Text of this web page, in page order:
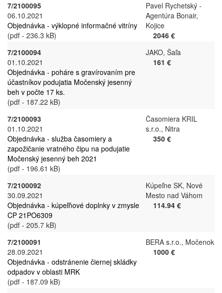
7/2100095
06.10.2021
Objednávka - výklopné informačné vitríny
(pdf - 236.3 kB)
Pavel Rychetský -
Agentúra Bonair,
Kojice
2046 €
7/2100094
01.10.2021
Objednávka - poháre s gravírovaním pre
účastníkov podujatia Močenský jesenný
beh v počte 17 ks.
(pdf - 187.22 kB)
JAKO, Šaľa
161 €
7/2100093
01.10.2021
Objednávka - služba časomiery a
zapožičanie vratného čipu na podujatie
Močenský jesenný beh 2021
(pdf - 196.61 kB)
Časomiera KRIL
s.r.o., Nitra
350 €
7/2100092
30.09.2021
Objednávka - kúpeľňové doplnky v zmysle
CP 21PO6309
(pdf - 205.7 kB)
Kúpeľne SK, Nové
Mesto nad Váhom
114.94 €
7/2100091
28.09.2021
Objednávka - odstránenie čiernej skládky
odpadov v oblasti MRK
(pdf - 187.09 kB)
BERA s.r.o., Močenok
1000 €